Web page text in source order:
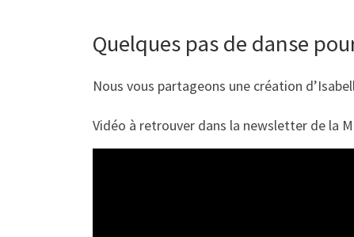
Quelques pas de danse
Nous vous partageons une création
Vidéo à retrouver dans la newsletter de la